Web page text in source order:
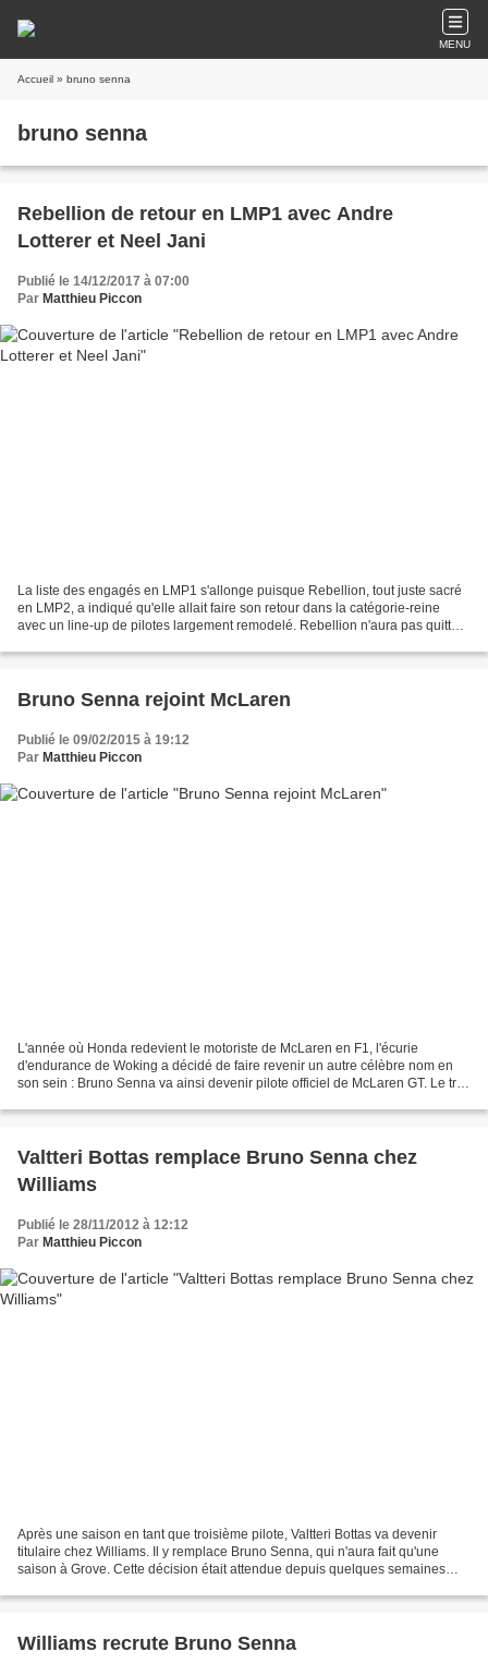
MENU
Accueil » bruno senna
bruno senna
Rebellion de retour en LMP1 avec Andre
Lotterer et Neel Jani
Publié le 14/12/2017 à 07:00
Par Matthieu Piccon
La liste des engagés en LMP1 s'allonge puisque Rebellion, tout juste sacré
en LMP2, a indiqué qu'elle allait faire son retour dans la catégorie-reine
avec un line-up de pilotes largement remodelé. Rebellion n'aura pas quitté
Bruno Senna rejoint McLaren
Publié le 09/02/2015 à 19:12
Par Matthieu Piccon
L'année où Honda redevient le motoriste de McLaren en F1, l'écurie
d'endurance de Woking a décidé de faire revenir un autre célèbre nom en
son sein : Bruno Senna va ainsi devenir pilote officiel de McLaren GT. Le trio
Valtteri Bottas remplace Bruno Senna chez
Williams
Publié le 28/11/2012 à 12:12
Par Matthieu Piccon
Après une saison en tant que troisième pilote, Valtteri Bottas va devenir
titulaire chez Williams. Il y remplace Bruno Senna, qui n'aura fait qu'une
saison à Grove. Cette décision était attendue depuis quelques semaines
Williams recrute Bruno Senna